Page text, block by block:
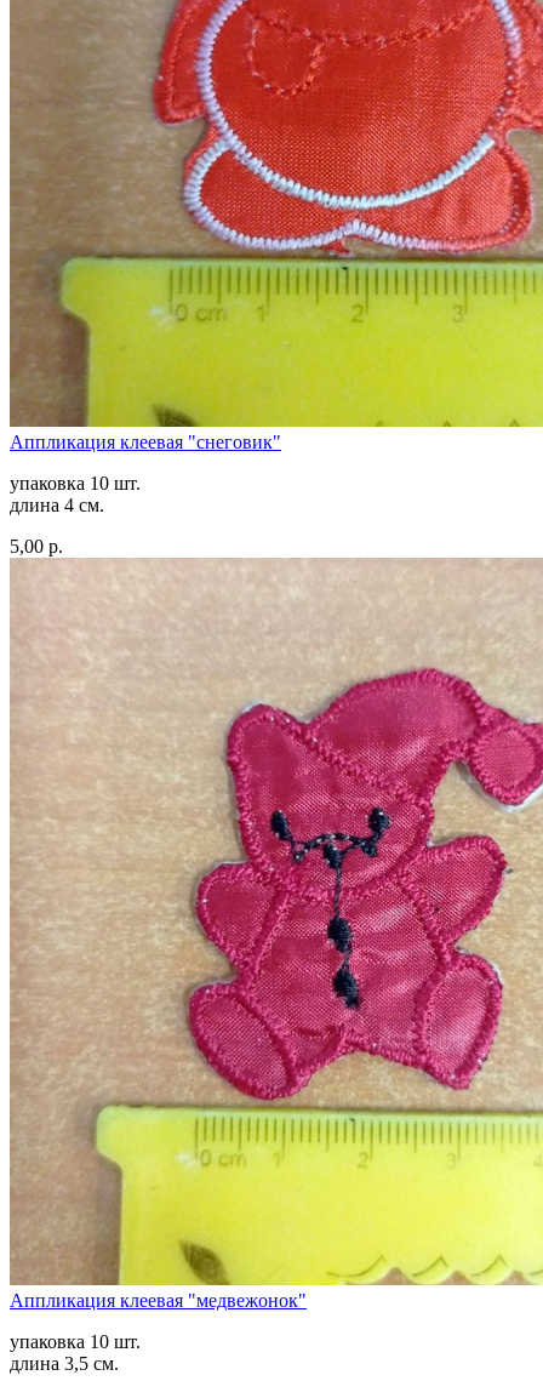
Аппликация клеевая "снеговик"
упаковка 10 шт.
длина 4 см.
5,00 р.
Аппликация клеевая "медвежонок"
упаковка 10 шт.
длина 3,5 см.